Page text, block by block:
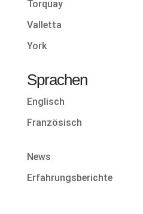
Torquay
Valletta
York
Sprachen
Englisch
Französisch
News
Erfahrungsberichte